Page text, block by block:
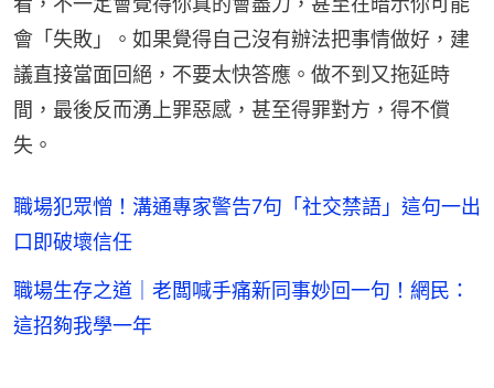
會「失敗」。如果覺得自己沒有辦法把事情做好，建
議直接當面回絕，不要太快答應。做不到又拖延時
間，最後反而湧上罪惡感，甚至得罪對方，得不償
失。
職場犯眾憎！溝通專家警告7句「社交禁語」這句一出
口即破壞信任
職場生存之道｜老闆喊手痛新同事妙回一句！網民：
這招夠我學一年